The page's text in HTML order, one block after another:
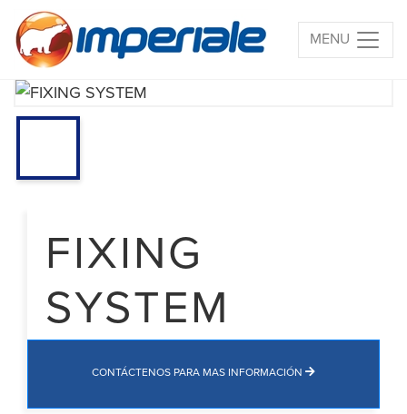
MENU
FIXING
SYSTEM
CONTÁCTENOS PARA MAS INFORMACIÓN